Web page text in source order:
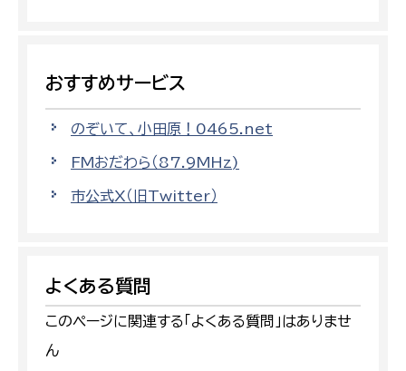
おすすめサービス
のぞいて、小田原！0465.net
FMおだわら（87.9MHz)
市公式X（旧Twitter）
よくある質問
このページに関連する「よくある質問」はありませ
ん